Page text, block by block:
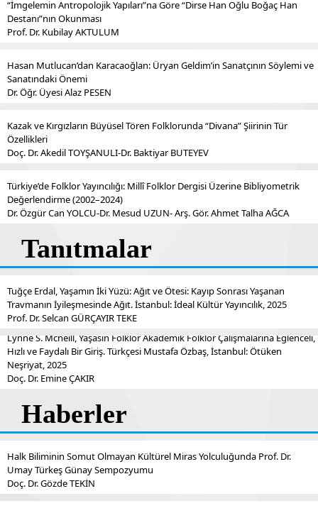
“İmgelemin Antropolojik Yapıları”na Göre “Dirse Han Oğlu Boğaç Han
Destanı”nın Okunması
Prof. Dr. Kubilay AKTULUM
Hasan Mutlucan’dan Karacaoğlan: Üryan Geldim’in Sanatçının Söylemi ve
Sanatındaki Önemi
Dr. Öğr. Üyesi Alaz PESEN
Kazak ve Kırgızların Büyüsel Tören Folklorunda “Divana” Şiirinin Tür
Özellikleri
Doç. Dr. Akedil TOYŞANULI-Dr. Baktiyar BUTEYEV
Türkiye’de Folklor Yayıncılığı: Millî Folklor Dergisi Üzerine Bibliyometrik
Değerlendirme (2002–2024)
Dr. Özgür Can YOLCU-Dr. Mesud UZUN- Arş. Gör. Ahmet Talha AĞCA
Tanıtmalar
Tuğçe Erdal, Yaşamın İki Yüzü: Ağıt ve Ötesi: Kayıp Sonrası Yaşanan
Travmanın İyileşmesinde Ağıt. İstanbul: İdeal Kültür Yayıncılık, 2025
Prof. Dr. Selcan GÜRÇAYIR TEKE
Lynne S. Mcneill, Yaşasın Folklor Akademik Folklor Çalışmalarına Eğlenceli,
Hızlı ve Faydalı Bir Giriş. Türkçesi Mustafa Özbaş, İstanbul: Ötüken
Neşriyat, 2025
Doç. Dr. Emine ÇAKIR
Haberler
Halk Biliminin Somut Olmayan Kültürel Miras Yolculuğunda Prof. Dr.
Umay Türkeş Günay Sempozyumu
Doç. Dr. Gözde TEKİN